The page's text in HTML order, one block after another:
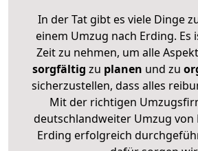
In der Tat gibt es viele Dinge
einem Umzug nach Erding. Es
Zeit zu nehmen, um alle
sorgfältig zu planen und zu
sicherzustellen, dass alles
Mit der richtigen
deutschlandweiter Umzug von
Erding erfolgreich